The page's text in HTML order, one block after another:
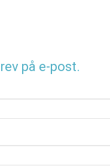
på e-post.